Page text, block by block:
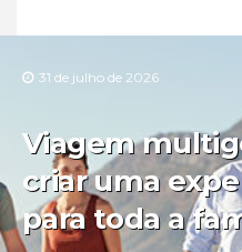
31 de julho de 2026
Viagem
criar uma
para toda a